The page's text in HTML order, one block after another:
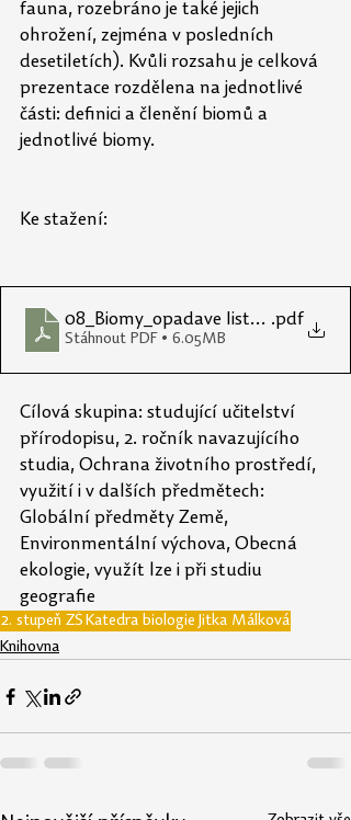
fauna, rozebráno je také jejich
ohrožení, zejména v posledních
desetiletích). Kvůli rozsahu je celková
prezentace rozdělena na jednotlivé
části: definici a členění biomů a
jednotlivé biomy.
Ke stažení:
08_Biomy_opadave listnate lesy
.pdf
Stáhnout PDF • 6.05MB
Cílová skupina: studující učitelství
přírodopisu, 2. ročník navazujícího
studia, Ochrana životního prostředí,
využití i v dalších předmětech:
Globální předměty Země,
Environmentální výchova, Obecná
ekologie, využít lze i při studiu
geografie
2. stupeň ZŠ Katedra biologie Jitka Málková
Knihovna